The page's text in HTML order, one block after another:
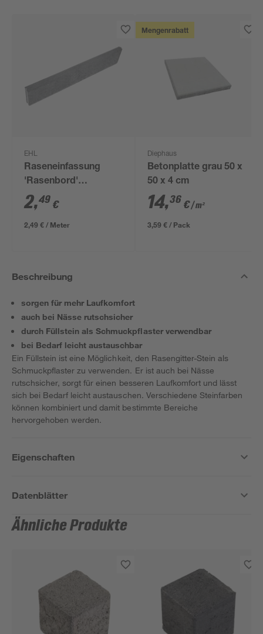
EHL
Raseneinfassung
'Rasenbord'
beidseitig abgerundet
5 x 25 x 100 cm grau
2,49 €
2,49 € / Meter
Mengenrabatt
Diephaus
Betonplatte grau 50 x
50 x 4 cm
14,36 €/ m²
3,59 € / Pack
Beschreibung
sorgen für mehr Laufkomfort
auch bei Nässe rutschsicher
durch Füllstein als Schmuckpflaster verwendbar
bei Bedarf leicht austauschbar
Ein Füllstein ist eine Möglichkeit, den Rasengitter-Stein als
Schmuckpflaster zu verwenden. Er ist auch bei Nässe
rutschsicher, sorgt für einen besseren Laufkomfort und lässt
sich bei Bedarf leicht austauschen. Verschiedene Steinfarben
können kombiniert und damit bestimmte Bereiche
hervorgehoben werden.
Eigenschaften
Datenblätter
Ähnliche Produkte